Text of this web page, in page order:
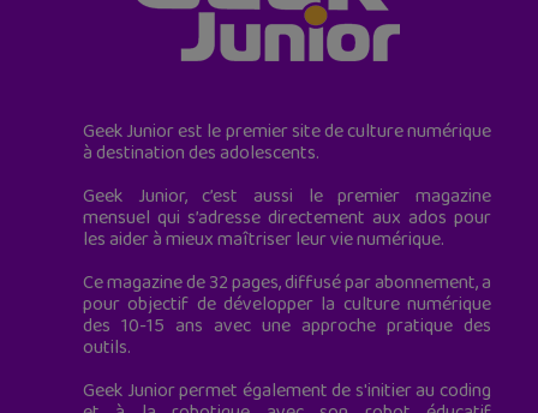
Geek Junior est le premier site de culture numérique
à destination des adolescents.
Geek Junior, c’est aussi le premier magazine
mensuel qui s’adresse directement aux ados pour
les aider à mieux maîtriser leur vie numérique.
Ce magazine de 32 pages, diffusé par abonnement, a
pour objectif de développer la culture numérique
des 10-15 ans avec une approche pratique des
outils.
Geek Junior permet également de s'initier au coding